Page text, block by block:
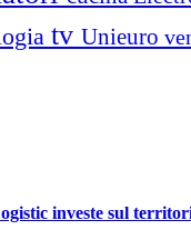
tv Unieuro
investe sul